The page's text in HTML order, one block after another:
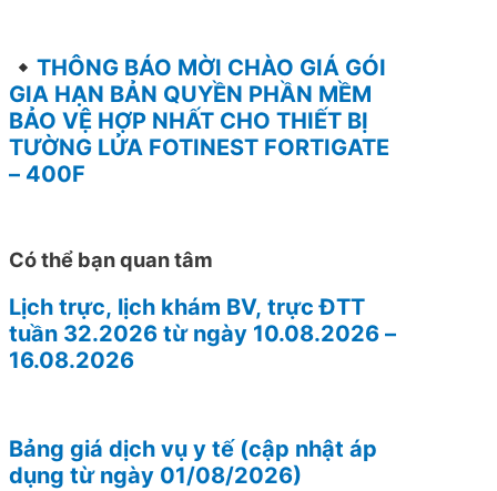
THÔNG BÁO MỜI CHÀO GIÁ GÓI
GIA HẠN BẢN QUYỀN PHẦN MỀM
BẢO VỆ HỢP NHẤT CHO THIẾT BỊ
TƯỜNG LỬA FOTINEST FORTIGATE
– 400F
Có thể bạn quan tâm
Lịch trực, lịch khám BV, trực ĐTT
tuần 32.2026 từ ngày 10.08.2026 –
16.08.2026
Bảng giá dịch vụ y tế (cập nhật áp
dụng từ ngày 01/08/2026)